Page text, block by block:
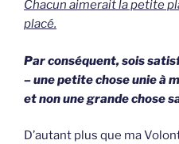
Chacun aimerait la petite
placé.
Par conséquent, sois
– une petite chose unie à
et non une grande chose
D’autant plus que ma